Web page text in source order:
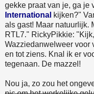
gekke praat van je, ga je
International kijken?"
als gast! Maar natuurlijk.
RTL7." RickyPikkie:
Wazziedanwelweer voor
en tot ziens. Knal ik er
tegenaan. De mazzel!
Nou ja, zo zou het